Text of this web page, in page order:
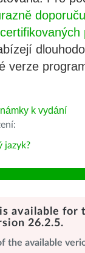
verze
k vydání
jazyk?
available for
26.2.5.
the available